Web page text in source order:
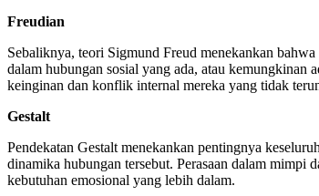
Freudian
Sebaliknya, teori Sigmund Freud menekankan
dalam hubungan sosial yang ada, atau
keinginan dan konflik internal mereka yang tidak
Gestalt
Pendekatan Gestalt menekankan pentingnya
dinamika hubungan tersebut. Perasaan dalam mimpi
kebutuhan emosional yang lebih dalam.